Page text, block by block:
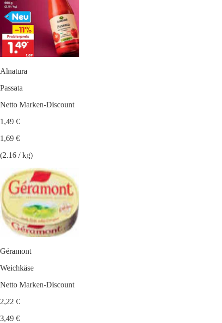
Alnatura
Passata
Netto Marken-Discount
1,49 €
1,69 €
(2.16 / kg)
Géramont
Weichkäse
Netto Marken-Discount
2,22 €
3,49 €